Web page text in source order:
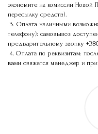
экономите на комиссии Новой
пересылку средств).
3. Оплата наличными
телефону): самовывоз
предварительному звонку
4. Оплата по реквизитам:
вами свяжется менеджер и